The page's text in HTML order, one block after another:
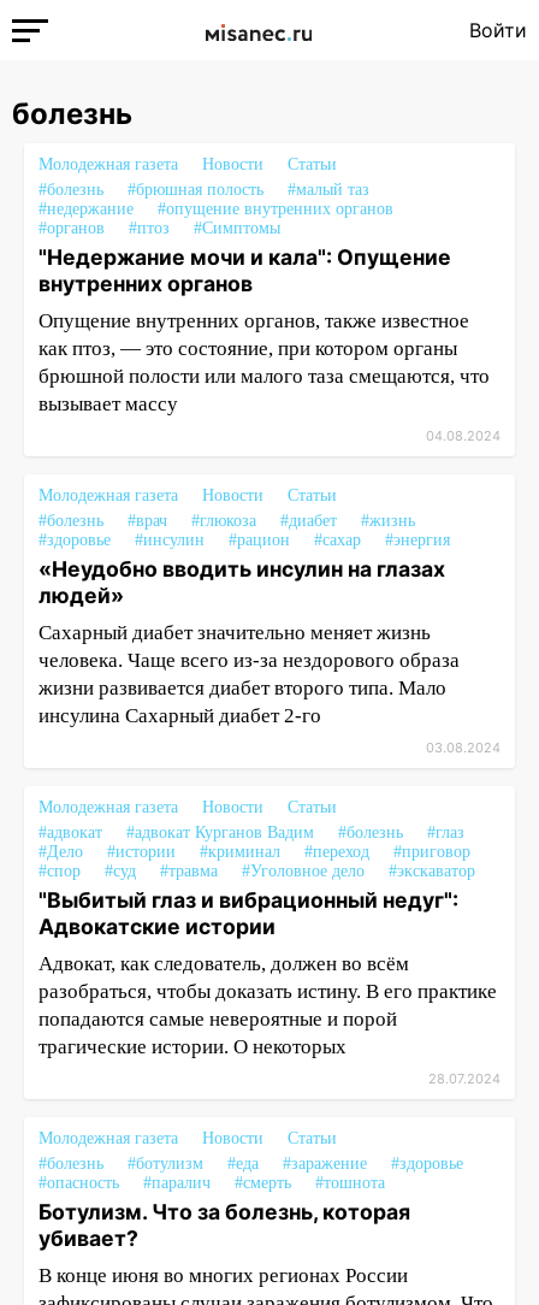
Войти
болезнь
Молодежная газета Новости
Статьи
#болезнь
#брюшная полость
#малый таз
#недержание
#опущение внутренних органов
#органов
#птоз #Симптомы
"Недержание мочи и кала": Опущение
внутренних органов
Опущение внутренних органов, также известное
как птоз, — это состояние, при котором органы
брюшной полости или малого таза смещаются, что
вызывает массу
04.08.2024
Молодежная газета Новости
Статьи
#болезнь
#врач #глюкоза #диабет
#жизнь
#здоровье
#инсулин #рацион #сахар #энергия
«Неудобно вводить инсулин на глазах
людей»
Сахарный диабет значительно меняет жизнь
человека. Чаще всего из-за нездорового образа
жизни развивается диабет второго типа. Мало
инсулина Сахарный диабет 2-го
03.08.2024
Молодежная газета Новости
Статьи
#адвокат
#адвокат Курганов Вадим #болезнь
#глаз
#Дело
#истории #криминал #переход
#приговор
#спор
#суд #травма #Уголовное дело #экскаватор
"Выбитый глаз и вибрационный недуг":
Адвокатские истории
Адвокат, как следователь, должен во всём
разобраться, чтобы доказать истину. В его практике
попадаются самые невероятные и порой
трагические истории. О некоторых
28.07.2024
Молодежная газета Новости
Статьи
#болезнь
#ботулизм #еда #заражение
#здоровье
#опасность
#паралич #смерть #тошнота
Ботулизм. Что за болезнь, которая
убивает?
В конце июня во многих регионах России